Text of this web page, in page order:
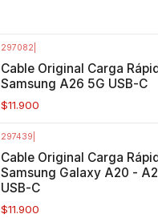
297082
Cable Original Carga
Samsung A26 5G USB-C
$11.900
297439
Cable Original Carga
Samsung Galaxy A20 -
USB-C
$11.900